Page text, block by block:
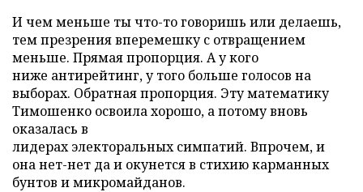
И чем меньше ты что-то говоришь или делаешь,
тем презрения вперемешку с отвращением
меньше. Прямая пропорция. А у кого
ниже антирейтинг, у того больше голосов на
выборах. Обратная пропорция. Эту математику
Тимошенко освоила хорошо, а потому вновь
оказалась в
лидерах электоральных симпатий. Впрочем, и
она нет-нет да и окунется в стихию карманных
бунтов и микромайданов.